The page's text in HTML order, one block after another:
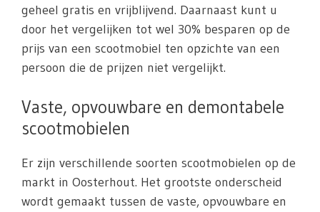
geheel gratis en vrijblijvend. Daarnaast kunt u
door het vergelijken tot wel 30% besparen op de
prijs van een scootmobiel ten opzichte van een
persoon die de prijzen niet vergelijkt.
Vaste, opvouwbare en demontabele
scootmobielen
Er zijn verschillende soorten scootmobielen op de
markt in Oosterhout. Het grootste onderscheid
wordt gemaakt tussen de vaste, opvouwbare en